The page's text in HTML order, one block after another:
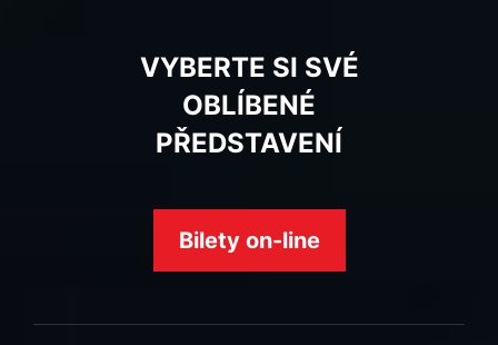
VYBERTE SI SVÉ
OBLÍBENÉ
PŘEDSTAVENÍ
Bilety on-line